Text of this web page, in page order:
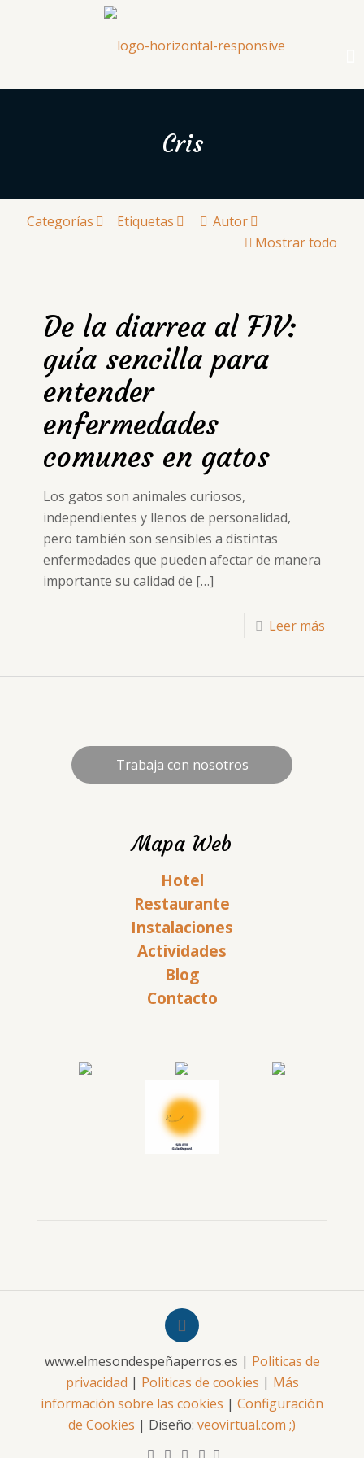
Cris
Categorías Etiquetas
Autor
Mostrar todo
De la diarrea al FIV:
guía sencilla para
entender
enfermedades
comunes en gatos
Los gatos son animales curiosos,
independientes y llenos de personalidad,
pero también son sensibles a distintas
enfermedades que pueden afectar de manera
importante su calidad de […]
Leer más
Trabaja con nosotros
Mapa Web
Hotel
Restaurante
Instalaciones
Actividades
Blog
Contacto
www.elmesondespeñaperros.es | Politicas de
privacidad | Politicas de cookies | Más
información sobre las cookies | Configuración
de Cookies | Diseño: veovirtual.com ;)